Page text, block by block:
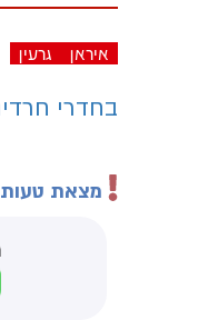
איראן גרעין
בחדרי
מצאת טעות